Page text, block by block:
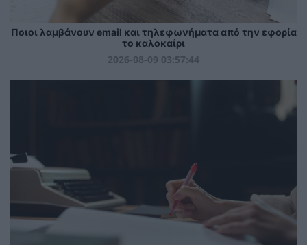
Ποιοι λαμβάνουν email και τηλεφωνήματα από την εφορία
το καλοκαίρι
2026-08-09 03:57:44